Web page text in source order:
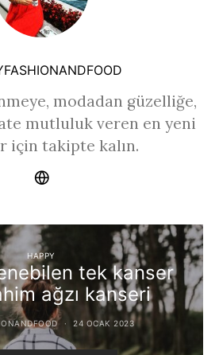
modadan güzelliğe,
mutluluk veren en yeni
için takipte kalın.
HAPPY
tek kanser
ağzı kanseri
24 OCAK 2023